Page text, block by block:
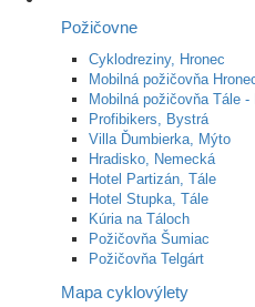
Požičovne
Cyklodreziny, Hronec
Mobilná požičovňa
Mobilná požičovňa Tále -
Profibikers, Bystrá
Villa Ďumbierka, Mýto
Hradisko, Nemecká
Hotel Partizán, Tále
Hotel Stupka, Tále
Kúria na Táloch
Požičovňa Šumiac
Požičovňa Telgárt
Mapa cyklovýlety